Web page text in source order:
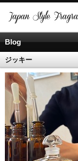
Blog
ジッキー